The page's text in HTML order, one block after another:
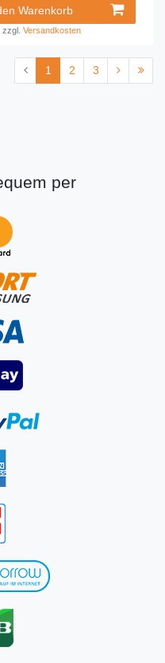
Warenkorb
zzgl.Versandkosten
1 2 3
per